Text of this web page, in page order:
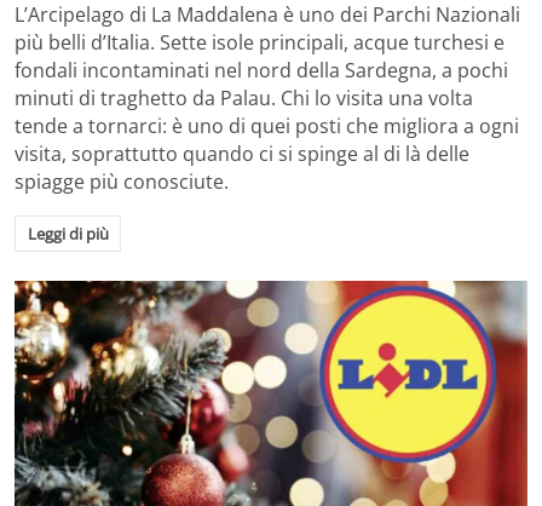
L’Arcipelago di La Maddalena è uno dei Parchi Nazionali
più belli d’Italia. Sette isole principali, acque turchesi e
fondali incontaminati nel nord della Sardegna, a pochi
minuti di traghetto da Palau. Chi lo visita una volta
tende a tornarci: è uno di quei posti che migliora a ogni
visita, soprattutto quando ci si spinge al di là delle
spiagge più conosciute.
Leggi di più